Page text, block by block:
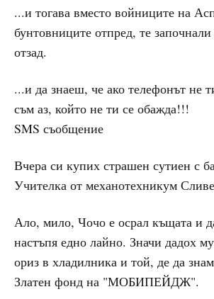
...и тогава вместо войниците на
бунтовниците отпред, те започнали
отзад.
...и да знаеш, че ако телефонът не
съм аз, който не ти се обажда!!!
SMS съобщение
Вчера си купих страшен сутиен с
Учителка от механотехникум
Ало, мило, Чочо е осрал къщата и
настъпя едно лайно. Значи дадох
ориз в хладилника и той, де да
Златен фонд на "МОБИПЕЙДЖ".